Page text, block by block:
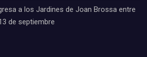
a los Jardines de Joan Brossa entre
de septiembre